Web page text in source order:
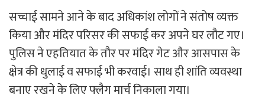
सच्चाई सामने आने के बाद अधिकांश लोगों ने संतोष व्यक्त
किया और मंदिर परिसर की सफाई कर अपने घर लौट गए।
पुलिस ने एहतियात के तौर पर मंदिर गेट और आसपास के
क्षेत्र की धुलाई व सफाई भी करवाई। साथ ही शांति व्यवस्था
बनाए रखने के लिए फ्लैग मार्च निकाला गया।